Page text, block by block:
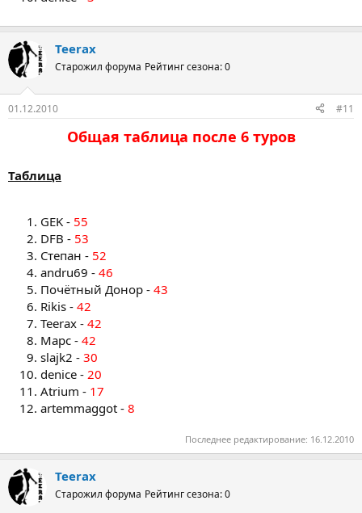
Teerax
Старожил форума Рейтинг сезона: 0
01.12.2010 #11
Общая таблица после 6 туров​
Таблица
GEK - 55
DFB - 53
Степан - 52
andru69 - 46
Почётный Донор - 43
Rikis - 42
Teerax - 42
Марс - 42
slajk2 - 30
denice - 20
Atrium - 17
artemmaggot - 8
Последнее редактирование: 16.12.2010
Teerax
Старожил форума Рейтинг сезона: 0